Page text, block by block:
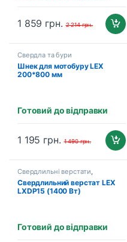
1 859 грн. 2 214грн.
Свердла та бури
Шнек для мотобуру LEX
200*800 мм
Готовий до відправки
1 195 грн. 1 490грн.
Свердлильні верстати,
Свердлильні верстати
Свердлильний верстат LEX
LXDP15 (1400 Вт)
Готовий до відправки